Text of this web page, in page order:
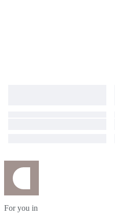
For you in